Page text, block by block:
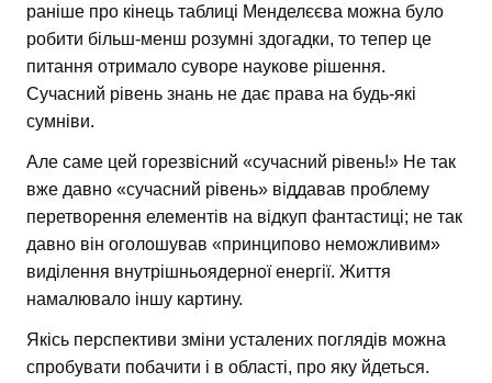
раніше про кінець таблиці Менделєєва можна було
робити більш-менш розумні здогадки, то тепер це
питання отримало суворе наукове рішення.
Сучасний рівень знань не дає права на будь-які
сумніви.
Але саме цей горезвісний «сучасний рівень!» Не так
вже давно «сучасний рівень» віддавав проблему
перетворення елементів на відкуп фантастиці; не так
давно він оголошував «принципово неможливим»
виділення внутрішньоядерної енергії. Життя
намалювало іншу картину.
Якісь перспективи зміни усталених поглядів можна
спробувати побачити і в області, про яку йдеться.